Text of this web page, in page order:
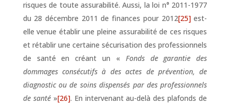
risques de toute assurabilité. Aussi, la loi n° 2011-1977
du 28 décembre 2011 de finances pour 2012[25]est-
elle venue établir une pleine assurabilité de ces risques
et rétablir une certaine sécurisation des professionnels
de santé en créant un « Fonds de garantie des
dommages consécutifs à des actes de prévention, de
diagnostic ou de soins dispensés par des professionnels
de santé»[26]. En intervenant au-delà des plafonds de